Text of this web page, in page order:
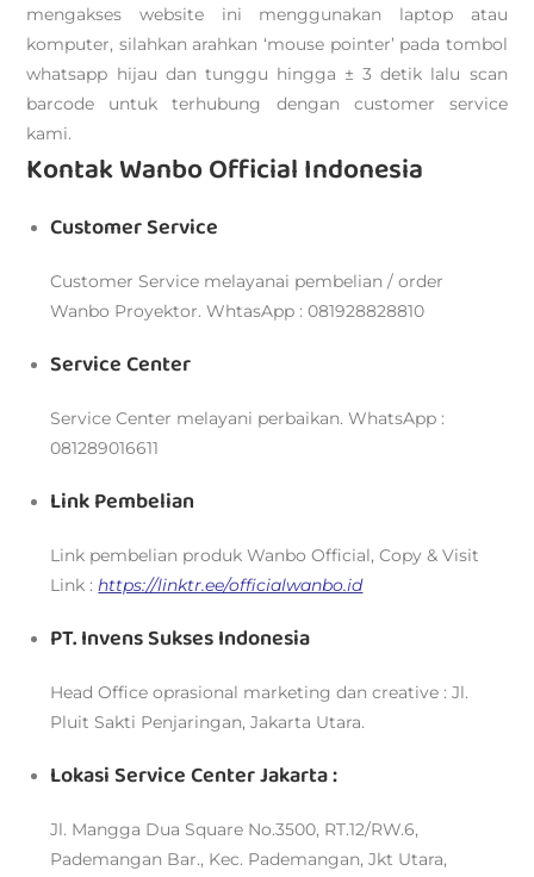
mengakses website ini menggunakan laptop atau
komputer, silahkan arahkan ‘mouse pointer’ pada tombol
whatsapp hijau dan tunggu hingga ± 3 detik lalu scan
barcode untuk terhubung dengan customer service
kami.
Kontak Wanbo Official Indonesia
Customer Service
Customer Service melayanai pembelian / order
Wanbo Proyektor. WhtasApp : 081928828810
Service Center
Service Center melayani perbaikan. WhatsApp :
081289016611
Link Pembelian
Link pembelian produk Wanbo Official, Copy & Visit
Link :https://linktr.ee/officialwanbo.id
PT. Invens Sukses Indonesia
Head Office oprasional marketing dan creative : Jl.
Pluit Sakti Penjaringan, Jakarta Utara.
Lokasi Service Center Jakarta :
Jl. Mangga Dua Square No.3500, RT.12/RW.6,
Pademangan Bar., Kec. Pademangan, Jkt Utara,